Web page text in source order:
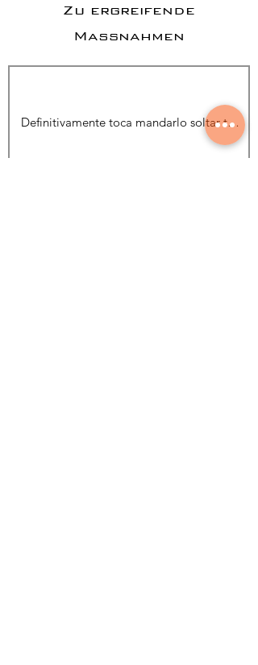
Zu ergreifende
Maßnahmen